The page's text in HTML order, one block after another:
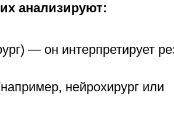
анализируют:
— он интерпретирует
нейрохирург или